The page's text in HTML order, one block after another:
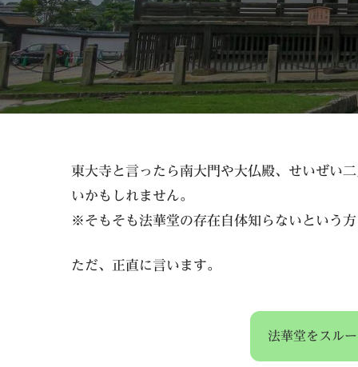
東大寺と言ったら南大門や大仏殿、せいぜい
いかもしれません。
※そもそも法華堂の存在自体知らないという
ただ、正直に言います。
法華堂をスル